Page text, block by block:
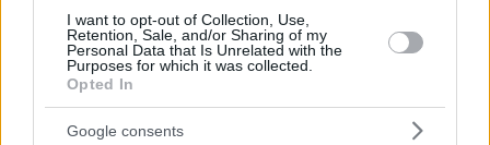
I want to opt-out of Collection, Use,
Retention, Sale, and/or Sharing of my
Personal Data that Is Unrelated with the
Purposes for which it was collected.
Opted In
Google consents
Your email address will not be published. Required fields are marked
*
*